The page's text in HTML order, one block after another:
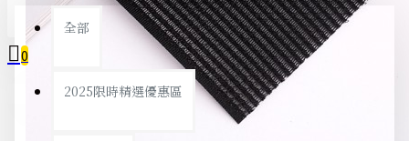
全部
2025限時精選優惠區
0
您的購物車內沒有商品！